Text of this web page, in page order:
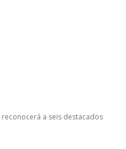
a seis destacados